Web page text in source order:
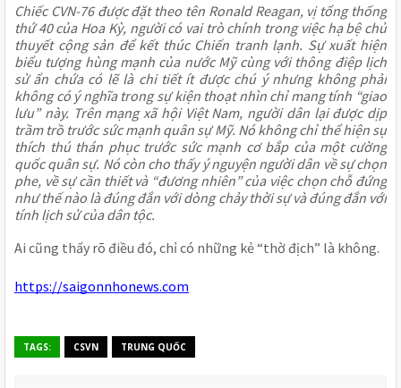
Chiếc CVN-76 được đặt theo tên Ronald Reagan, vị tổng thống
thứ 40 của Hoa Kỳ, người có vai trò chính trong việc hạ bệ chủ
thuyết cộng sản để kết thúc Chiến tranh lạnh. Sự xuất hiện
biểu tượng hùng mạnh của nước Mỹ cùng với thông điệp lịch
sử ẩn chứa có lẽ là chi tiết ít được chú ý nhưng không phải
không có ý nghĩa trong sự kiện thoạt nhìn chỉ mang tính “giao
lưu” này. Trên mạng xã hội Việt Nam, người dân lại được dịp
trầm trồ trước sức mạnh quân sự Mỹ. Nó không chỉ thể hiện sự
thích thú thán phục trước sức mạnh cơ bắp của một cường
quốc quân sự. Nó còn cho thấy ý nguyện người dân về sự chọn
phe, về sự cần thiết và “đương nhiên” của việc chọn chỗ đứng
như thế nào là đúng đắn với dòng chảy thời sự và đúng đắn với
tính lịch sử của dân tộc.
Ai cũng thấy rõ điều đó, chỉ có những kẻ “thờ địch” là không.
https://saigonnhonews.com
TAGS: CSVN TRUNG QUỐC